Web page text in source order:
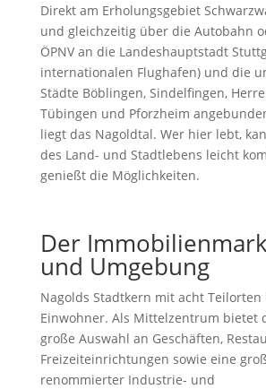
Direkt am Erholungsgebiet
und gleichzeitig über die Autobahn
ÖPNV an die Landeshauptstadt
internationalen Flughafen) und die
Städte Böblingen, Sindelfingen,
Tübingen und Pforzheim
liegt das Nagoldtal. Wer hier lebt,
des Land- und Stadtlebens leicht
genießt die Möglichkeiten.
Der
und Umgebung
Nagolds Stadtkern mit acht
Einwohner. Als Mittelzentrum bietet
große Auswahl an Geschäften,
Freizeiteinrichtungen sowie eine
renommierter Industrie- und